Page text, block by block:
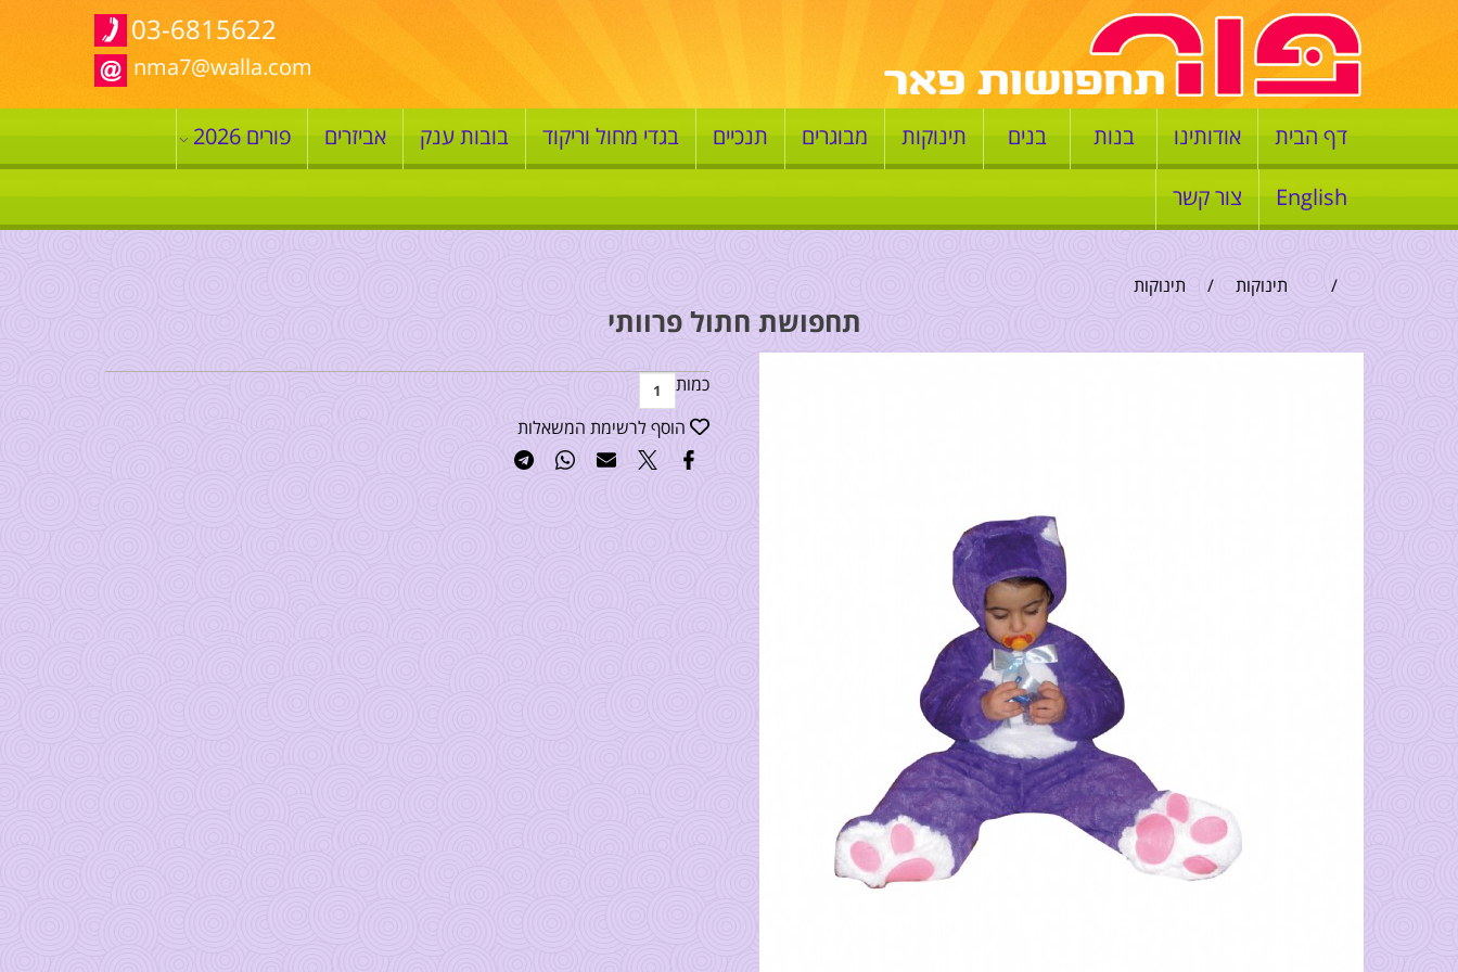
03-6815622
nma7@walla.com
דף הבית אודותינו בנות בנים תינוקות מבוגרים תנכיים בגדי מחול וריקוד בובות ענק אביזרים פורים 2026
English צור קשר
/ תינוקות / תינוקות
תחפושת חתול פרוותי
כמות
הוסף לרשימת המשאלות